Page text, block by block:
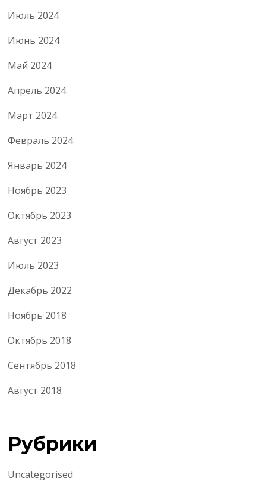
Июль 2024
Июнь 2024
Май 2024
Апрель 2024
Март 2024
Февраль 2024
Январь 2024
Ноябрь 2023
Октябрь 2023
Август 2023
Июль 2023
Декабрь 2022
Ноябрь 2018
Октябрь 2018
Сентябрь 2018
Август 2018
Рубрики
Uncategorised